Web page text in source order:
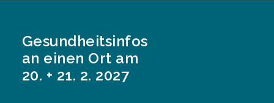
Gesundheitsinfos
an einen Ort am
20. + 21. 2. 2027